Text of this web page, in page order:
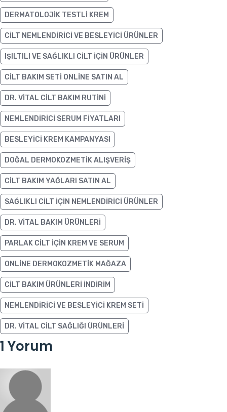
DERMATOLOJIK TESTLI KREM
CILT NEMLENDIRICI VE BESLEYICI ÜRÜNLER
IŞILTILI VE SAĞLIKLI CILT IÇIN ÜRÜNLER
CILT BAKIM SETI ONLINE SATIN AL
DR. VITAL CILT BAKIM RUTINI
NEMLENDIRICI SERUM FIYATLARI
BESLEYICI KREM KAMPANYASI
DOĞAL DERMOKOZMETIK ALIŞVERIŞ
CILT BAKIM YAĞLARI SATIN AL
SAĞLIKLI CILT IÇIN NEMLENDIRICI ÜRÜNLER
DR. VITAL BAKIM ÜRÜNLERI
PARLAK CILT IÇIN KREM VE SERUM
ONLINE DERMOKOZMETIK MAĞAZA
CILT BAKIM ÜRÜNLERI INDIRIM
NEMLENDIRICI VE BESLEYICI KREM SETI
DR. VITAL CILT SAĞLIĞI ÜRÜNLERI
1 Yorum